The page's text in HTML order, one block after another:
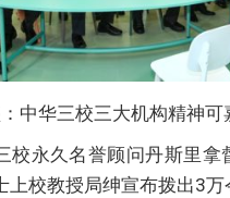
中华三校三大机构精神可
校永久名誉顾问丹斯里拿
上校教授局绅宣布拨出3万